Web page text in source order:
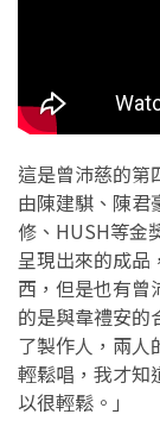
這是曾沛慈的第
由陳建騏、陳君
修、HUSH等金
呈現出來的成品
西，但是也有曾
的是與韋禮安的
了製作人，兩人
輕鬆唱，我才知
以很輕鬆。」